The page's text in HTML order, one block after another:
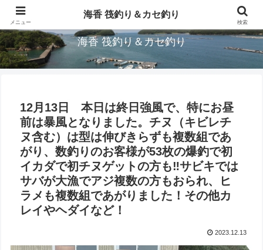
三重県鳥羽市/浦村(うらむら)筏釣り＆カセ釣り海香です。
海香 筏釣り＆カセ釣り
12月13日 本日は終日強風で、特にお昼
前は暴風となりました。チヌ（キビレチ
ヌ含む）は型は伸びきらずも複数組であ
がり、数釣りのお客様が53枚の爆釣で初
イカダで初チヌゲットの方も‼︎サビキでは
サバが大漁でアジ複数の方もおられ、ヒ
ラメも複数組であがりました！その他カ
レイやヘダイなど！
2023.12.13
メニュー
海香 筏釣り＆カセ釣り
検索